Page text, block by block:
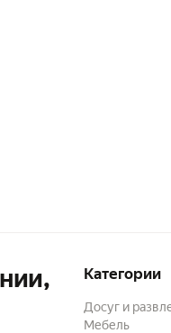
Категории
Досуг и
Мебель